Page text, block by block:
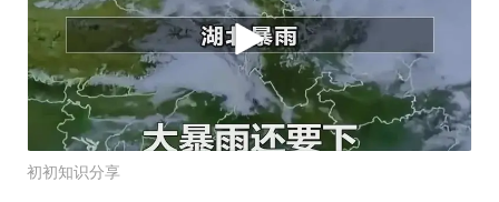
初初知识分享